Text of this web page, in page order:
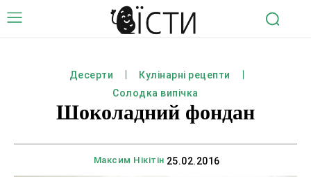
Десерти
Кулінарні рецепти
Солодка випічка
Шоколадний фондан
Максим Нікітін 25.02.2016